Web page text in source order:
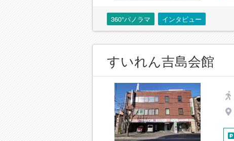
360°パノラマ インタビュー
すいれん吉島会館